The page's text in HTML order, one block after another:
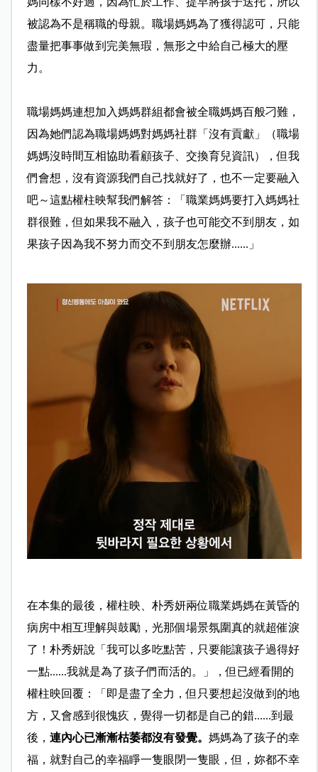
被認為不是稱職的母親。職場媽媽為了獲得認可，只能
盡量把事事做到完美無瑕，無形之中給自己極大的壓
力。
職場媽媽連想加入媽媽群組都會被全職媽媽百般刁難，
因為她們認為職場媽媽對媽媽社群「沒有貢獻」（職場
媽媽沒時間互相協助看顧孩子、交換育兒資訊），但我
們會想，沒有資源我們自己找就好了，也不一定要融入
吧～這點權柱映幫我們解答：「職業媽媽要打入媽媽社
群很難，但如果我不融入，孩子也可能交不到朋友，如
果孩子因為我不努力而交不到朋友怎麼辦......」
在本集的最後，權柱映、朴秀妍兩位職業媽媽在黃昏的
病房中相互理解與鼓勵，光那個場景氛圍真的就超催淚
了！朴秀妍說「我可以多吃點苦，只要能讓孩子過得好
一點......我就是為了孩子們而活的。」，但已經看開的
權柱映回覆：「即是盡了全力，但只要想起沒做到的地
方，又會感到很愧疚，覺得一切都是自己的錯......到最
後， 連內心已漸漸枯萎都沒有發覺。 媽媽為了孩子的幸
福，就對自己的幸福睜一隻眼閉一隻眼，但，妳都不幸